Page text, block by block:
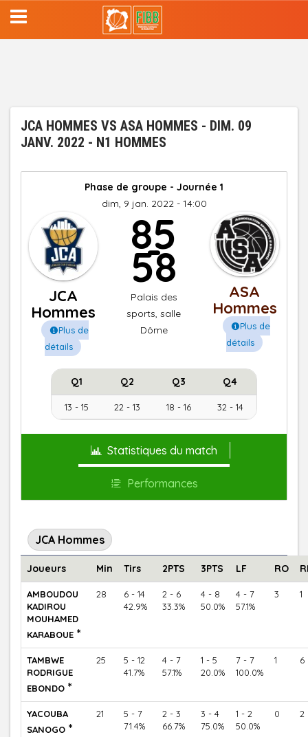
Aller
au
contenu
JCA HOMMES VS ASA HOMMES - DIM. 09
JANV. 2022 - N1 HOMMES
Phase de groupe - Journée 1
dim, 9 jan. 2022 - 14:00
JCA
Hommes
Plus de
détails
85
-
58
Palais des
sports, salle
Dôme
ASA
Hommes
Plus de
détails
Q1 Q2 Q3 Q4
13 - 15 22 - 13 18 - 16 32 - 14
Statistiques du match
Performances
JCA Hommes
Joueurs Min Tirs 2PTS 3PTS LF RO
AMBOUDOU
KADIROU
MOUHAMED
KARABOUE *
28
6 - 14
42.9%
2 - 6
33.3%
4 - 8
50.0%
4 - 7
57.1%
3 1
TAMBWE
RODRIGUE
EBONDO *
25
5 - 12
41.7%
4 - 7
57.1%
1 - 5
20.0%
7 - 7
100.0%
1 6
YACOUBA
SANOGO *
21
5 - 7
71.4%
2 - 3
66.7%
3 - 4
75.0%
1 - 2
50.0%
0 2